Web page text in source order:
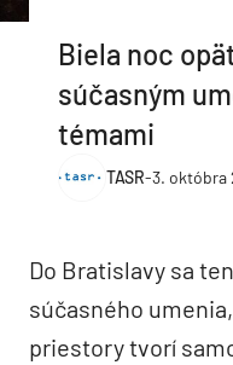
Biela noc
súčasným
témami
TASR-3. októbra
Do Bratislavy sa
súčasného
priestory tvorí